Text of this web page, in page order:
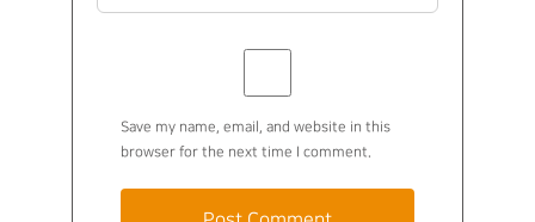
Save my name, email, and website in this
browser for the next time I comment.